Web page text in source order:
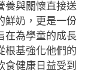
養與關懷直接送
鮮奶，更是一份
在為學童的成長
根基強化他們的
健康日益受到